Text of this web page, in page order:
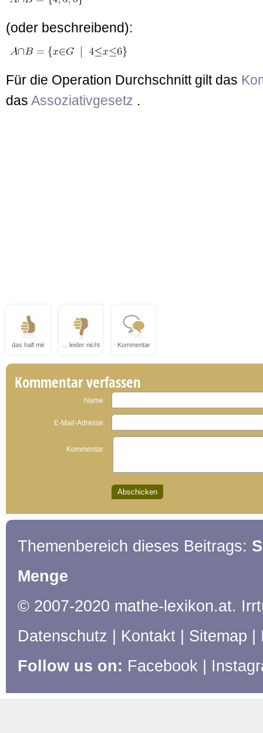
(oder beschreibend):
Für die Operation Durchschnitt gilt das
das Assoziativgesetz .
das half mir ... leider nicht Kommentar
Kommentar verfassen
Name
E-Mail-Adresse
Kommentar
Themenbereich dieses Beitrags:
Menge
© 2007-2020 mathe-lexikon.at.
Datenschutz
Kontakt Sitemap
Follow us on: Facebook